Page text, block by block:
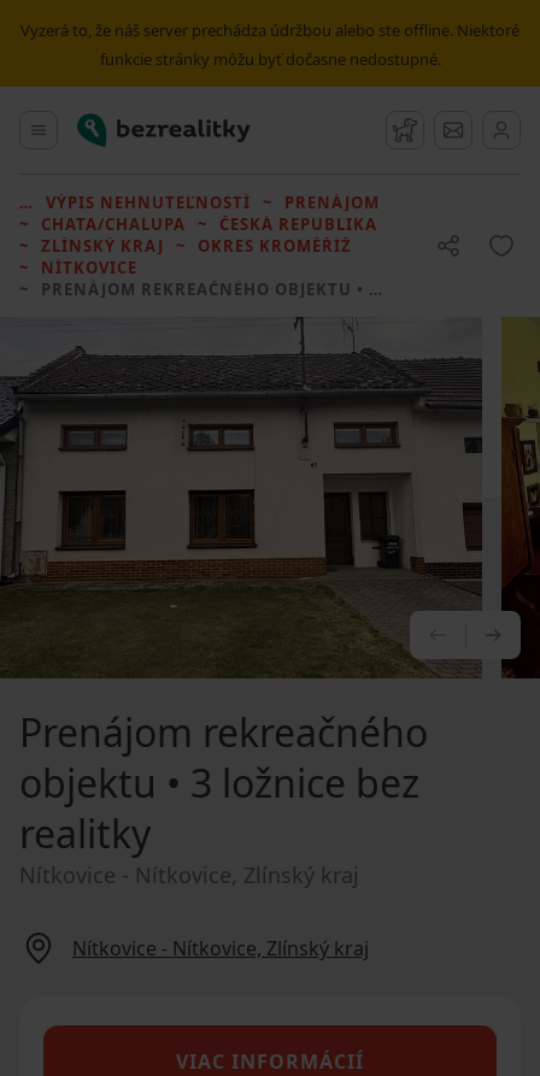
Vyzerá to, že náš server prechádza údržbou alebo ste offline. Niektoré
funkcie stránky môžu byť dočasne nedostupné.
Hlavné menu
Bezrealitky Strážny pes
Správy
VÝPIS NEHNUTEĽNOSTÍ
PRENÁJOM
CHATA/CHALUPA
ČESKÁ REPUBLIKA
ZLÍNSKÝ KRAJ
OKRES KROMĚŘÍŽ
NÍTKOVICE
PRENÁJOM REKREAČNÉHO OBJEKTU • 3 LOŽNICE BEZ REALITKY
Prenájom rekreačného
objektu • 3 ložnice bez
realitky
Nítkovice - Nítkovice, Zlínský kraj
Nítkovice - Nítkovice, Zlínský kraj
VIAC INFORMÁCIÍ